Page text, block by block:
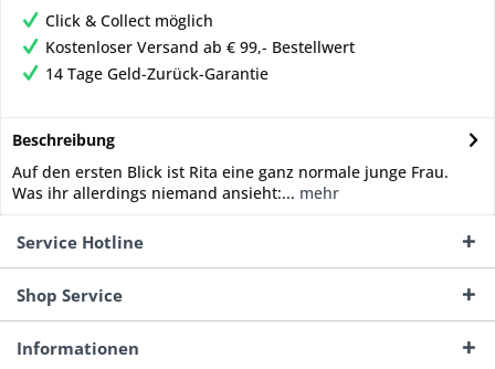
Click & Collect möglich
Kostenloser Versand ab € 99,- Bestellwert
14 Tage Geld-Zurück-Garantie
Beschreibung
Auf den ersten Blick ist Rita eine ganz normale junge Frau.
Was ihr allerdings niemand ansieht:... mehr
Service Hotline
Shop Service
Informationen